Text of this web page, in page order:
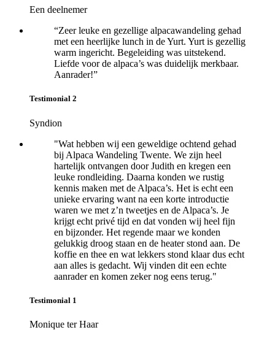
Een deelnemer
“Zeer leuke en gezellige alpacawandeling gehad
met een heerlijke lunch in de Yurt. Yurt is gezellig
warm ingericht. Begeleiding was uitstekend.
Liefde voor de alpaca’s was duidelijk merkbaar.
Aanrader!”
Testimonial 2
Syndion
"Wat hebben wij een geweldige ochtend gehad
bij Alpaca Wandeling Twente. We zijn heel
hartelijk ontvangen door Judith en kregen een
leuke rondleiding. Daarna konden we rustig
kennis maken met de Alpaca’s. Het is echt een
unieke ervaring want na een korte introductie
waren we met z’n tweetjes en de Alpaca’s. Je
krijgt echt privé tijd en dat vonden wij heel fijn
en bijzonder. Het regende maar we konden
gelukkig droog staan en de heater stond aan. De
koffie en thee en wat lekkers stond klaar dus echt
aan alles is gedacht. Wij vinden dit een echte
aanrader en komen zeker nog eens terug."
Testimonial 1
Monique ter Haar